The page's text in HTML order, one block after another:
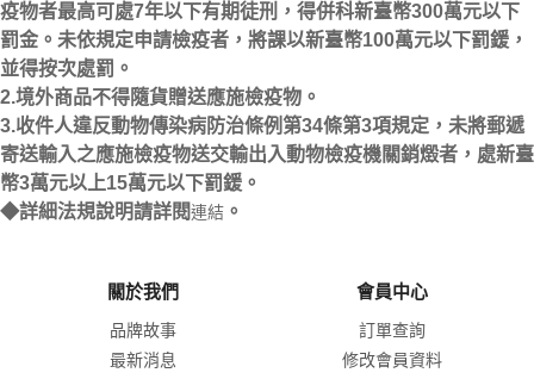
疫物者最高可處7年以下有期徒刑，得併科新臺幣300萬元以下
罰金。未依規定申請檢疫者，將課以新臺幣100萬元以下罰鍰，
並得按次處罰。
2.境外商品不得隨貨贈送應施檢疫物。
3.收件人違反動物傳染病防治條例第34條第3項規定，未將郵遞
寄送輸入之應施檢疫物送交輸出入動物檢疫機關銷燬者，處新臺
幣3萬元以上15萬元以下罰鍰。
◆詳細法規說明請詳閱連結 。
關於我們
品牌故事
最新消息
會員中心
訂單查詢
修改會員資料